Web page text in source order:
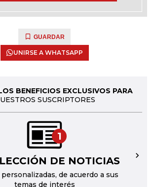
GUARDAR
UNIRSE A WHATSAPP
BENEFICIOS EXCLUSIVOS PARA
SUSCRIPTORES
1
DE NOTICIAS
de acuerdo a sus
temas de interés
→